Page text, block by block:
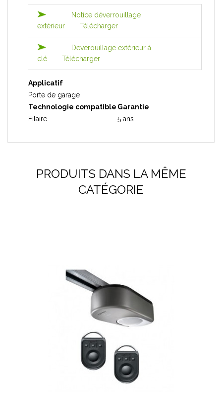
Notice déverrouillage
extérieur
Télécharger
Deverouillage extérieur à
clé
Télécharger
Applicatif
Porte de garage
Technologie compatible Garantie
Filaire
5 ans
PRODUITS DANS LA MÊME
CATÉGORIE